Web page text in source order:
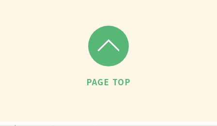
PAGE TOP